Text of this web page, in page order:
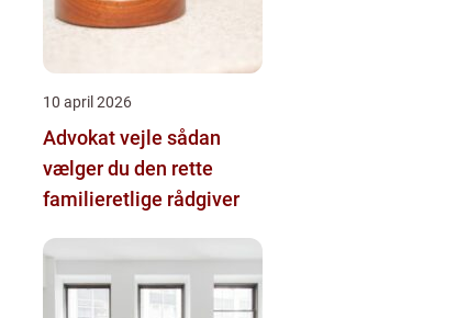
10 april 2026
Advokat vejle sådan
vælger du den rette
familieretlige rådgiver